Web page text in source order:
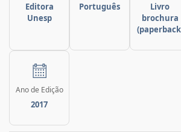
Editora
Unesp
Português
Livro
brochura
Ano de Edição
2017